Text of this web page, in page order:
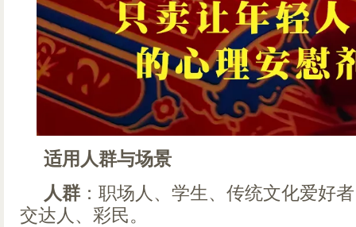
适用人群与场景
人群 ：职场人、学生、传统文化爱好
交达人、彩民。